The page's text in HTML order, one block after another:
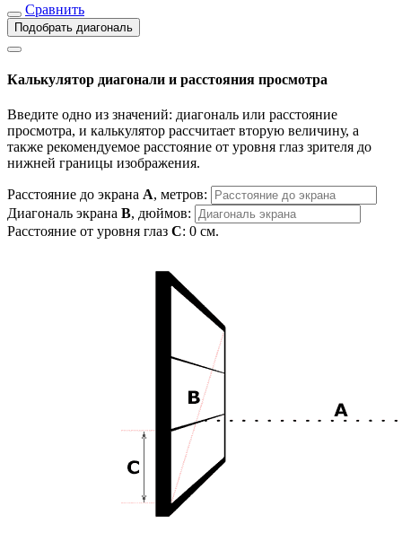
Сравнить
Подобрать диагональ
Калькулятор диагонали и расстояния просмотра
Введите одно из значений: диагональ или расстояние
просмотра, и калькулятор рассчитает вторую величину, а
также рекомендуемое расстояние от уровня глаз зрителя до
нижней границы изображения.
Расстояние до экрана A, метров:
Диагональ экрана B, дюймов:
Расстояние от уровня глаз C: 0 см.